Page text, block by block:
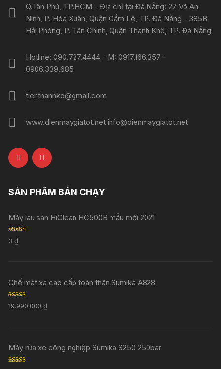
Q.Tân Phú, TP.HCM - Địa chỉ tại Đà Nẵng: 27 Võ An
Ninh, P. Hòa Xuân, Quận Cẩm Lệ, TP. Đà Nẵng - 385B
Hải Phòng, P. Tân Chính, Quận Thanh Khê, TP. Đà Nẵng
Hotline: 090.727.4444 - M: 0917.166.357 -
0906.339.685
tienthanhkd@gmail.com
www.dienmaygiatot.net info@dienmaygiatot.net
SẢN PHẨM BÁN CHẠY
Máy lau sàn HiClean HC500B mẫu mới 2021
Rated
out of 5
3₫
Ghế mát xa cao cấp toàn thân Sumika A828
Rated5.00
out of 5
19.990.000₫
Máy rửa xe công nghiệp Sumika S250 250bar